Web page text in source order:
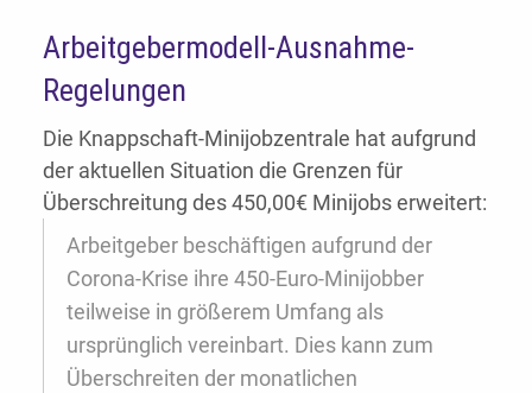
Arbeitgebermodell-Ausnahme-
Regelungen
Die Knappschaft-Minijobzentrale hat aufgrund
der aktuellen Situation die Grenzen für
Überschreitung des 450,00€ Minijobs erweitert:
Arbeitgeber beschäftigen aufgrund der
Corona-Krise ihre 450-Euro-Minijobber
teilweise in größerem Umfang als
ursprünglich vereinbart. Dies kann zum
Überschreiten der monatlichen